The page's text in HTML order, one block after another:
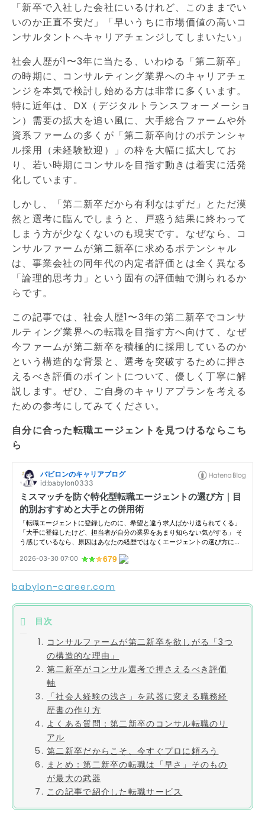
「新卒で入社した会社にいるけれど、このままでい
いのか正直不安だ」「早いうちに市場価値の高いコ
ンサルタントへキャリアチェンジしてしまいたい」
社会人歴が1〜3年に当たる、いわゆる「第二新卒」
の時期に、コンサルティング業界へのキャリアチェ
ンジを本気で検討し始める方は非常に多くいます。
特に近年は、DX（デジタルトランスフォーメーショ
ン）需要の拡大を追い風に、大手総合ファームや外
資系ファームの多くが「第二新卒向けのポテンシャ
ル採用（未経験歓迎）」の枠を大幅に拡大してお
り、若い時期にコンサルを目指す動きは着実に活発
化しています。
しかし、「第二新卒だから有利なはずだ」とただ漠
然と選考に臨んでしまうと、戸惑う結果に終わって
しまう方が少なくないのも現実です。なぜなら、コ
ンサルファームが第二新卒に求めるポテンシャル
は、事業会社の同年代の内定者評価とは全く異なる
「論理的思考力」という固有の評価軸で測られるか
らです。
この記事では、社会人歴1〜3年の第二新卒でコンサ
ルティング業界への転職を目指す方へ向けて、なぜ
今ファームが第二新卒を積極的に採用しているのか
という構造的な背景と、選考を突破するために押さ
えるべき評価のポイントについて、優しく丁寧に解
説します。ぜひ、ご自身のキャリアプランを考える
ための参考にしてみてください。
自分に合った転職エージェントを見つけるならこち
ら
babylon-career.com
コンサルファームが第二新卒を欲しがる「3つ
の構造的な理由」
第二新卒がコンサル選考で押さえるべき評価
軸
「社会人経験の浅さ」を武器に変える職務経
歴書の作り方
よくある質問：第二新卒のコンサル転職のリ
アル
第二新卒だからこそ、今すぐプロに頼ろう
まとめ：第二新卒の転職は「早さ」そのもの
が最大の武器
この記事で紹介した転職サービス